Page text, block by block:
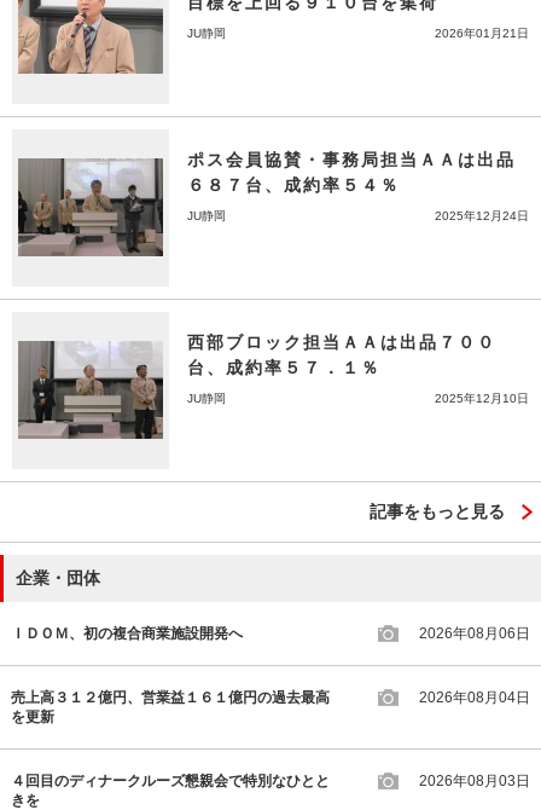
JU静岡 2026年01月21日
ポス会員協賛・事務局担当ＡＡは出品
６８７台、成約率５４％
JU静岡 2025年12月24日
西部ブロック担当ＡＡは出品７００
台、成約率５７．１％
JU静岡 2025年12月10日
記事をもっと見る
企業・団体
ＩＤＯＭ、初の複合商業施設開発へ 2026年08月06日
売上高３１２億円、営業益１６１億円の過去最高
を更新
2026年08月04日
４回目のディナークルーズ懇親会で特別なひとと
きを
2026年08月03日